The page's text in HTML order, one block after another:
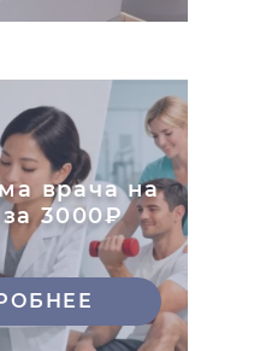
врача на
3000₽